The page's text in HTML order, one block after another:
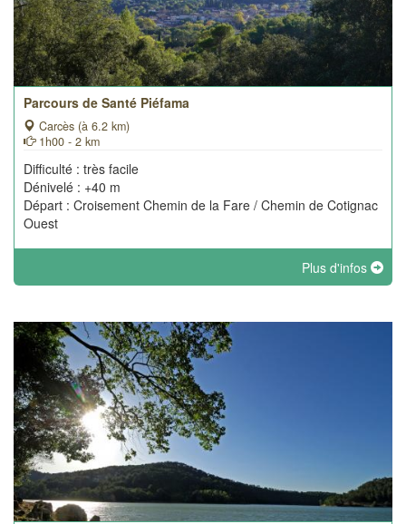
Parcours de Santé Piéfama
Carcès (à 6.2 km)
1h00 - 2 km
Difficulté : très facile
Dénivelé : +40 m
Départ : Croisement Chemin de la Fare / Chemin de Cotignac
Ouest
Plus d'infos